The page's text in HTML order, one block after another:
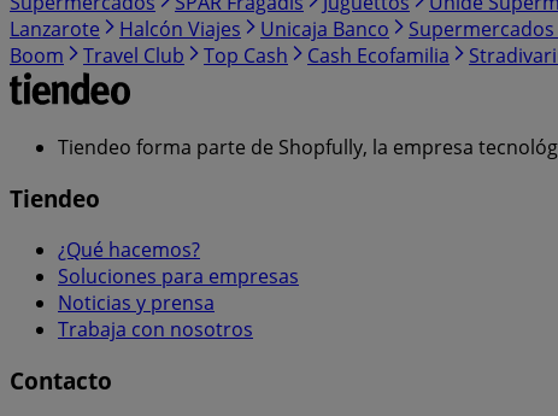
Lanzarote
Halcón Viajes Unicaja Banco Supermercados
Boom
Travel Club Top Cash Cash Ecofamilia
Tiendeo forma parte de Shopfully, la empresa
Tiendeo
¿Qué hacemos?
Soluciones para empresas
Noticias y prensa
Trabaja con nosotros
Contacto